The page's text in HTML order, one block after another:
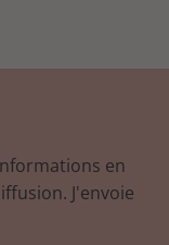
en
J'envoie